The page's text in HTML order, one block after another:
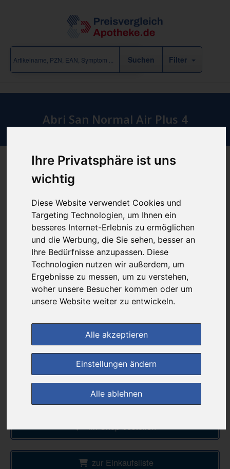
Ihre Privatsphäre ist uns
wichtig
Diese Website verwendet Cookies und
Targeting Technologien, um Ihnen ein
besseres Internet-Erlebnis zu ermöglichen
und die Werbung, die Sie sehen, besser an
Ihre Bedürfnisse anzupassen. Diese
Technologien nutzen wir außerdem, um
Ergebnisse zu messen, um zu verstehen,
woher unsere Besucher kommen oder um
unsere Website weiter zu entwickeln.
Alle akzeptieren
Einstellungen ändern
Alle ablehnen
Filter
Abri San Normal Air Plus 4
Produkt empfehlen
günstigster Produktpreis ab
8,91 €
Cordula Apotheke
+ 6,95 € Versandkosten
Ersparnis: 28 oder
Preis pro 1 ST / 0,32 €
Daten vom 07.08.2026 15:14 Uhr
(0) Jetzt bewerten!
im Shop bestellen
zur Einkaufsliste